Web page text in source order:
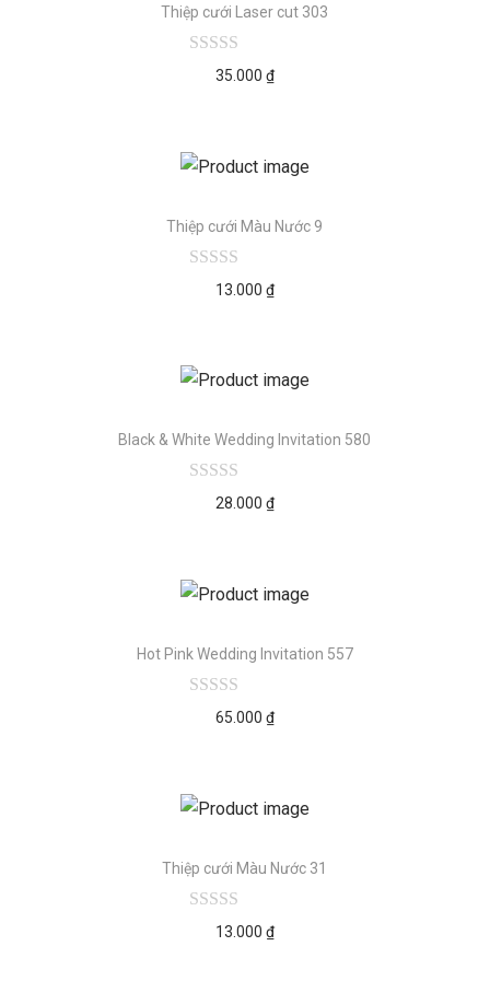
Thiệp cưới Laser cut 303
35.000 ₫
Thiệp cưới Màu Nước 9
13.000 ₫
Black & White Wedding Invitation 580
28.000 ₫
Hot Pink Wedding Invitation 557
65.000 ₫
Thiệp cưới Màu Nước 31
13.000 ₫